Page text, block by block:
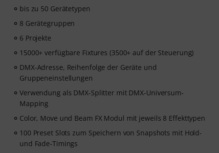
bis zu 50 Gerätetypen
8 Gerätegruppen
6 Projekte
15000+ verfügbare Fixtures (3500+ auf der Steuerung)
DMX-Adresse, Reihenfolge der Geräte und
Gruppeneinstellungen
Verwendung als DMX-Splitter mit DMX-Universum-
Mapping
Color, Move und Beam FX Modul mit jeweils 8 Effekttypen
100 Preset Slots zum Speichern von Snapshots mit Hold-
und Fade-Timings